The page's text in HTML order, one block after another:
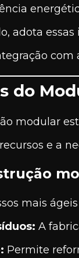
adota
com
do
modular
e a
mais
A
Permite